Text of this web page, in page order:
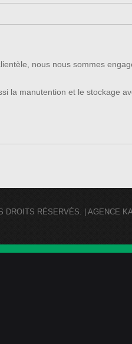
nous nous sommes
la manutention et le stockage
DROITS RÉSERVÉS. | AGENCE